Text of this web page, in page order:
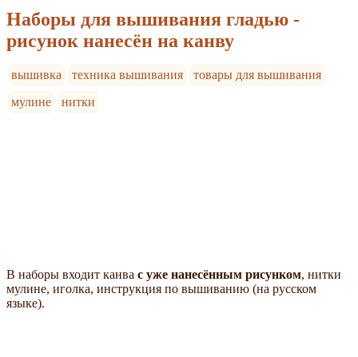
Наборы для вышивания гладью -
рисунок нанесён на канву
вышивка техника вышивания
товары для вышивания
мулине
нитки
В наборы входит канва с уже нанесённым рисунком, нитки
мулине, иголка, инструкция по вышиванию (на русском
языке).